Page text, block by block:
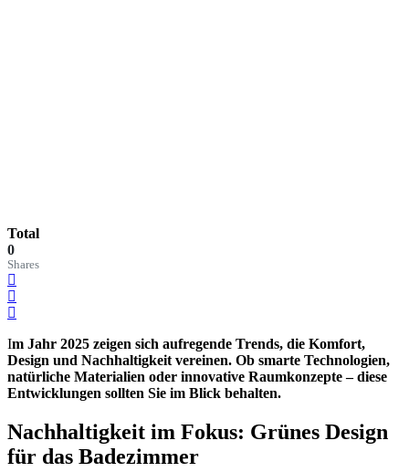
Total
0
Shares
Im Jahr 2025 zeigen sich aufregende Trends, die Komfort,
Design und Nachhaltigkeit vereinen. Ob smarte Technologien,
natürliche Materialien oder innovative Raumkonzepte – diese
Entwicklungen sollten Sie im Blick behalten.
Nachhaltigkeit im Fokus: Grünes Design
für das Badezimmer